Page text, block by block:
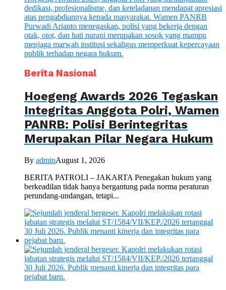
Berita Nasional
Hoegeng Awards 2026 Tegaskan
Integritas Anggota Polri, Wamen
PANRB: Polisi Berintegritas
Merupakan Pilar Negara Hukum
By adminAugust 1, 2026
BERITA PATROLI – JAKARTA Penegakan hukum yang
berkeadilan tidak hanya bergantung pada norma peraturan
perundang-undangan, tetapi...